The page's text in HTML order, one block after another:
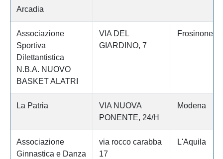
Arcadia
Associazione
Sportiva
Dilettantistica
N.B.A. NUOVO
BASKET ALATRI
VIA DEL
GIARDINO, 7
Frosinone
La Patria
VIA NUOVA
PONENTE, 24/H
Modena
Associazione
Ginnastica e Danza
via rocco carabba
17
L'Aquila